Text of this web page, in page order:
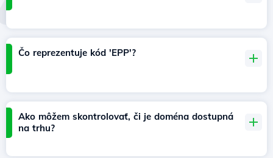
Čo reprezentuje kód 'EPP'?
Ako môžem skontrolovať, či je doména dostupná
na trhu?